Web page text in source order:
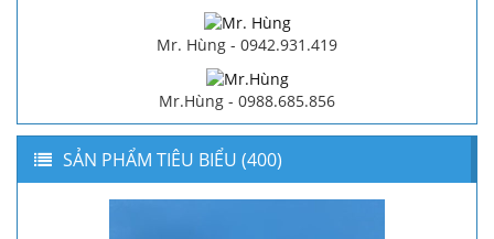
Mr. Hùng - 0942.931.419
Mr.Hùng - 0988.685.856
SẢN PHẨM TIÊU BIỂU (400)